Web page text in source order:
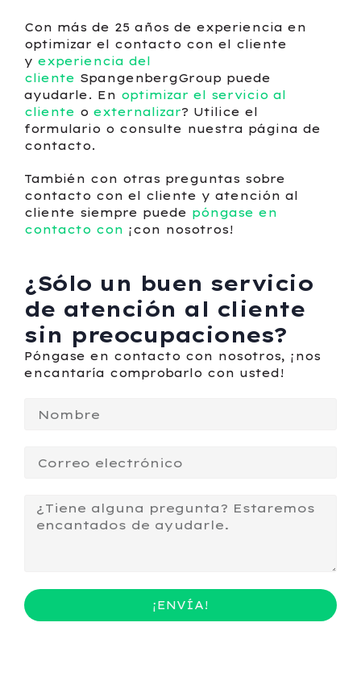
Con más de 25 años de experiencia en
optimizar el contacto con el cliente
y experiencia del
cliente SpangenbergGroup puede
ayudarle. En optimizar el servicio al
cliente o externalizar? Utilice el
formulario o consulte nuestra página de
contacto.
También con otras preguntas sobre
contacto con el cliente y atención al
cliente siempre puede póngase en
contacto con ¡con nosotros!
¿Sólo un buen servicio
de atención al cliente
sin preocupaciones?
Póngase en contacto con nosotros, ¡nos
encantaría comprobarlo con usted!
¡ENVÍA!